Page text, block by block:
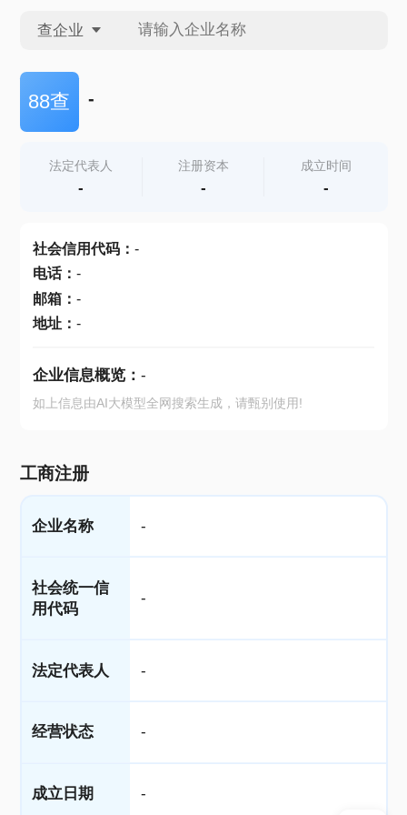
查企业
查企业
查产地
88查 -
法定代表人
-
注册资本
-
成立时间
-
社会信用代码： -
电话： -
邮箱： -
地址： -
企业信息概览： -
如上信息由AI大模型全网搜索生成，请甄别使用!
工商注册
企业名称 -
社会统一信
用代码
-
法定代表人 -
经营状态 -
成立日期 -